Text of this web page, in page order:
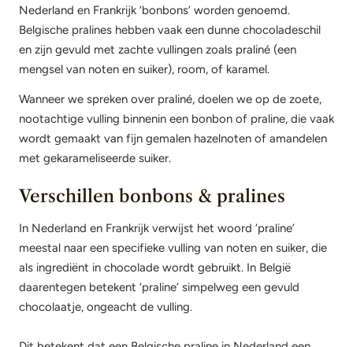
Nederland en Frankrijk ‘bonbons’ worden genoemd.
Belgische pralines hebben vaak een dunne chocoladeschil
en zijn gevuld met zachte vullingen zoals praliné (een
mengsel van noten en suiker), room, of karamel.
Wanneer we spreken over praliné, doelen we op de zoete,
nootachtige vulling binnenin een bonbon of praline, die vaak
wordt gemaakt van fijn gemalen hazelnoten of amandelen
met gekarameliseerde suiker.
Verschillen bonbons & pralines
In Nederland en Frankrijk verwijst het woord ‘praline’
meestal naar een specifieke vulling van noten en suiker, die
als ingrediënt in chocolade wordt gebruikt. In België
daarentegen betekent ‘praline’ simpelweg een gevuld
chocolaatje, ongeacht de vulling.